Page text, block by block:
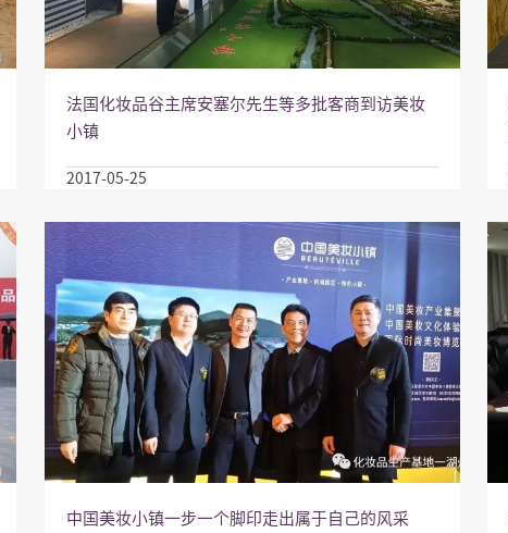
法国化妆品谷主席安塞尔先生等多批客商到访美妆
小镇
2017-05-25
中国美妆小镇一步一个脚印走出属于自己的风采